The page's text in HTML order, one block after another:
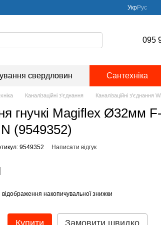
УкрРус
095
свердловин Сантехніка
Каналізаційні з'єднання Каналізаційні з'єднання
гнучкі Magiflex Ø32мм
(9549352)
9549352 Написати відгук
відображення накопичувальної знижки
Купити Замовити швидко